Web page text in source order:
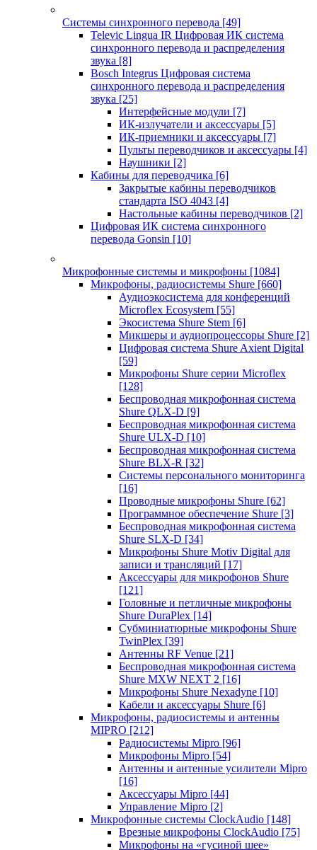
Системы синхронного перевода [49]
Televic Lingua IR Цифровая ИК система
синхронного перевода и распределения
звука [8]
Bosch Integrus Цифровая система
синхронного перевода и распределения
звука [25]
Интерфейсные модули [7]
ИК-излучатели и аксессуары [5]
ИК-приемники и аксессуары [7]
Пульты переводчиков и аксессуары [4]
Наушники [2]
Кабины для переводчика [6]
Закрытые кабины переводчиков
стандарта ISO 4043 [4]
Настольные кабины переводчиков [2]
Цифровая ИК система синхронного
перевода Gonsin [10]
Микрофонные системы и микрофоны [1084]
Микрофоны, радиосистемы Shure [660]
Аудиоэкосистема для конференций
Microflex Ecosystem [55]
Экосистема Shure Stem [6]
Микшеры и аудиопроцессоры Shure [2]
Цифровая система Shure Axient Digital
[59]
Микрофоны Shure серии Microflex
[128]
Беспроводная микрофонная система
Shure QLX-D [9]
Беспроводная микрофонная система
Shure ULX-D [10]
Беспроводная микрофонная система
Shure BLX-R [32]
Системы персонального мониторинга
[16]
Проводные микрофоны Shure [62]
Программное обеспечение Shure [3]
Беспроводная микрофонная система
Shure SLX-D [34]
Микрофоны Shure Motiv Digital для
записи и трансляций [17]
Аксессуары для микрофонов Shure
[121]
Головные и петличные микрофоны
Shure DuraPlex [14]
Субминиатюрные микрофоны Shure
TwinPlex [39]
Антенны RF Venue [21]
Беспроводная микрофонная система
Shure MXW NEXT 2 [16]
Микрофоны Shure Nexadyne [10]
Кабели и аксессуары Shure [6]
Микрофоны, радиосистемы и антенны
MIPRO [212]
Радиосистемы Mipro [96]
Микрофоны Mipro [54]
Антенны и антенные усилители Mipro
[16]
Аксессуары Mipro [44]
Управление Mipro [2]
Микрофонные системы ClockAudio [148]
Врезные микрофоны ClockAudio [75]
Микрофоны на «гусиной шее»